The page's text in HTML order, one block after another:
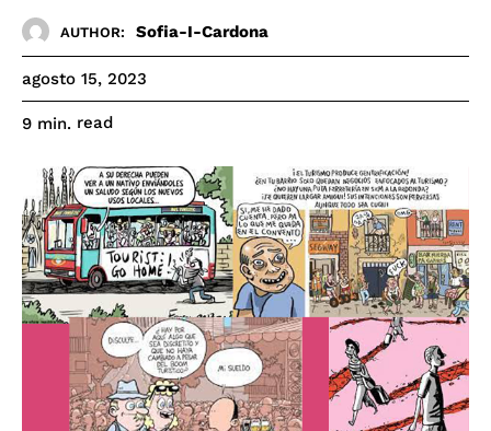
AUTHOR: Sofia-I-Cardona
agosto 15, 2023
9 min. read